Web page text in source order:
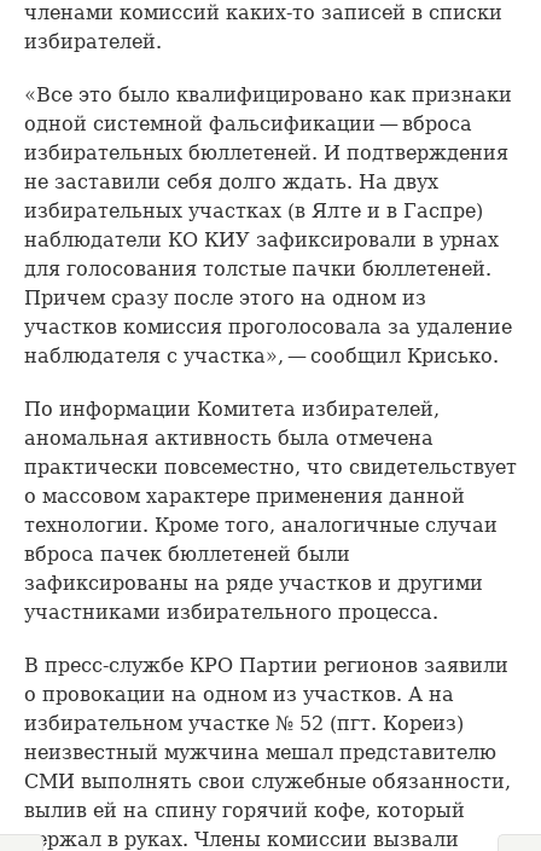
членами комиссий каких-то записей в списки
избирателей.
«Все это было квалифицировано как признаки
одной системной фальсификации — вброса
избирательных бюллетеней. И подтверждения
не заставили себя долго ждать. На двух
избирательных участках (в Ялте и в Гаспре)
наблюдатели КО КИУ зафиксировали в урнах
для голосования толстые пачки бюллетеней.
Причем сразу после этого на одном из
участков комиссия проголосовала за удаление
наблюдателя с участка», — сообщил Крисько.
По информации Комитета избирателей,
аномальная активность была отмечена
практически повсеместно, что свидетельствует
о массовом характере применения данной
технологии. Кроме того, аналогичные случаи
вброса пачек бюллетеней были
зафиксированы на ряде участков и другими
участниками избирательного процесса.
В пресс-службе КРО Партии регионов заявили
о провокации на одном из участков. А на
избирательном участке № 52 (пгт. Кореиз)
неизвестный мужчина мешал представителю
СМИ выполнять свои служебные обязанности,
вылив ей на спину горячий кофе, который
держал в руках. Члены комиссии вызвали